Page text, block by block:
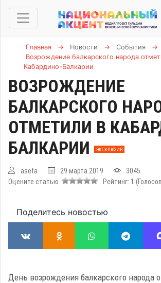
Главная → Новости → События
→
Возрождение балкарского народа
Кабардино-Балкарии
ВОЗРОЖДЕНИЕ
БАЛКАРСКОГО
ОТМЕТИЛИ В
БАЛКАРИИ
ЭКСКЛЮЗИВ
aseta 29 марта 2019
3045
Оцените статью
Рейтинг: 1
Поделитесь новостью
День возрождения балкарского народа